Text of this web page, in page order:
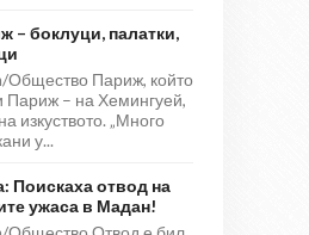
– боклуци, палатки,
Общество Париж, който
Париж – на Хемингуей,
изкуството. „Много
у...
Поискаха отвод на
ужаса в Мадан!